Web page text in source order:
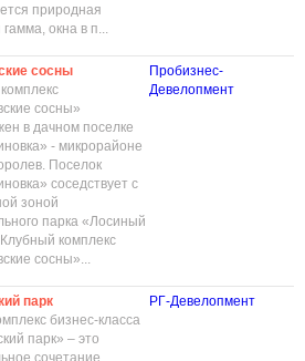
природная
гамма, окна в п...
сосны
сосны»
в дачном поселке
- микрорайоне
Поселок
соседствует с
зоной
парка «Лосиный
комплекс
сосны»...
Пробизнес-
Девелопмент
парк
бизнес-класса
парк» – это
сочетание
РГ-Девелопмент